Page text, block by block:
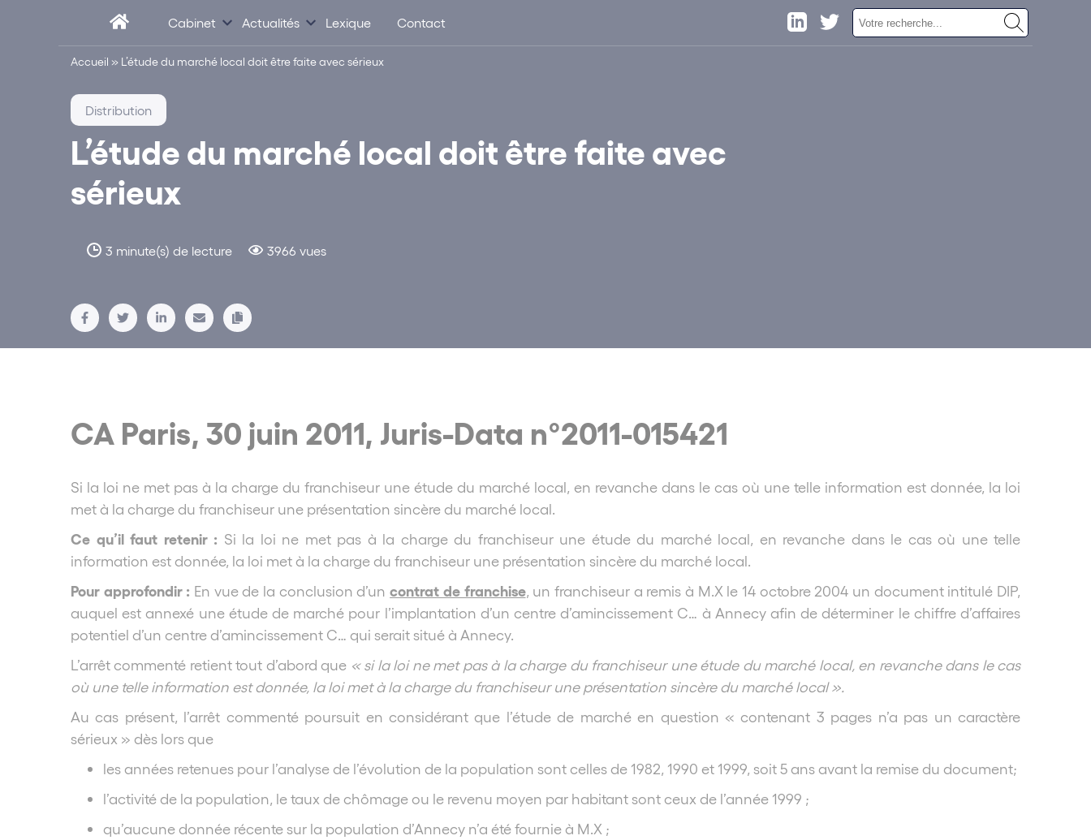
Cabinet Actualités Lexique Contact
Accueil » L’étude du marché local doit être faite avec sérieux
L’étude du marché local doit être faite avec
sérieux
3 minute(s) de lecture 3966 vues
Distribution
CA Paris, 30 juin 2011, Juris-Data n°2011-015421
Si la loi ne met pas à la charge du franchiseur une étude du marché local, en revanche dans le cas où une telle information est donnée, la loi
met à la charge du franchiseur une présentation sincère du marché local.
Ce qu’il faut retenir : Si la loi ne met pas à la charge du franchiseur une étude du marché local, en revanche dans le cas où une telle
information est donnée, la loi met à la charge du franchiseur une présentation sincère du marché local.
Pour approfondir : En vue de la conclusion d’uncontrat de franchise, un franchiseur a remis à M.X le 14 octobre 2004 un document intitulé DIP,
auquel est annexé une étude de marché pour l’implantation d’un centre d’amincissement C… à Annecy afin de déterminer le chiffre d’affaires
potentiel d’un centre d’amincissement C… qui serait situé à Annecy.
L’arrêt commenté retient tout d’abord que « si la loi ne met pas à la charge du franchiseur une étude du marché local, en revanche dans le cas
où une telle information est donnée, la loi met à la charge du franchiseur une présentation sincère du marché local ».
Au cas présent, l’arrêt commenté poursuit en considérant que l’étude de marché en question « contenant 3 pages n’a pas un caractère
sérieux » dès lors que
les années retenues pour l’analyse de l’évolution de la population sont celles de 1982, 1990 et 1999, soit 5 ans avant la remise du document;
l’activité de la population, le taux de chômage ou le revenu moyen par habitant sont ceux de l’année 1999 ;
qu’aucune donnée récente sur la population d’Annecy n’a été fournie à M.X ;